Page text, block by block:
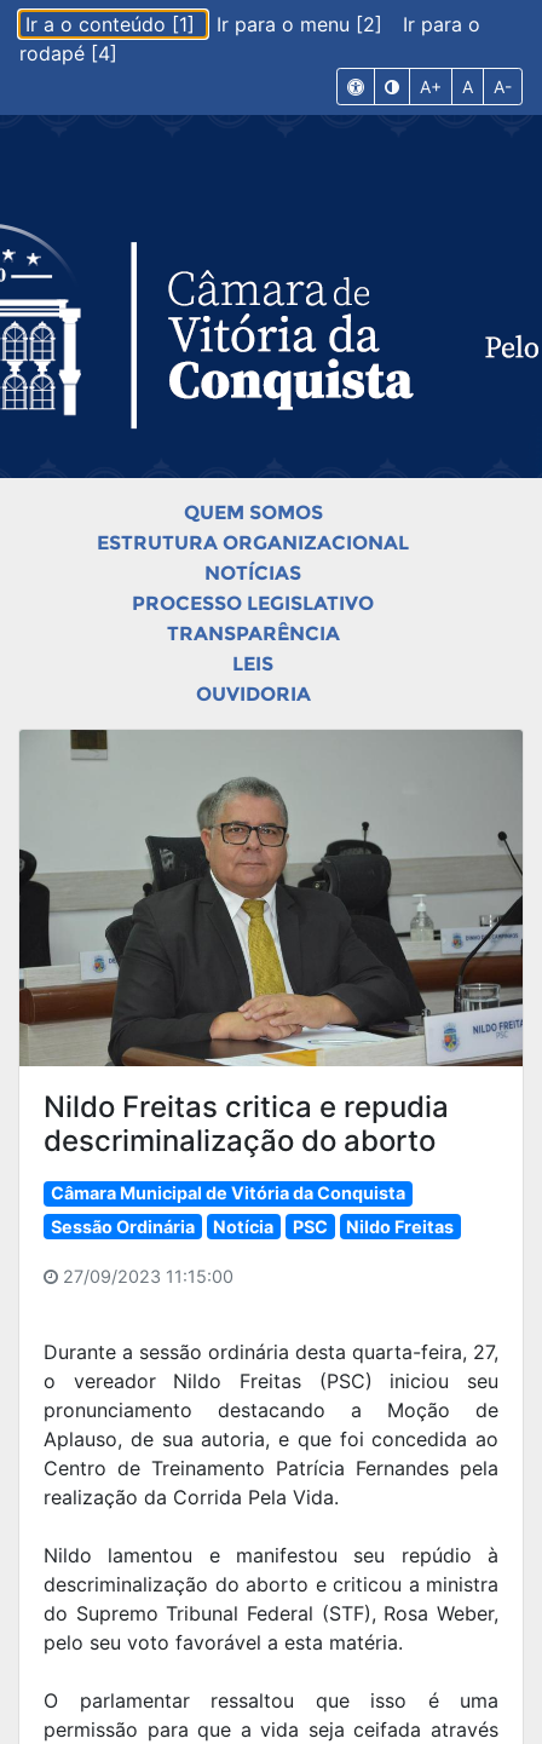
Ir a o conteúdo [1] Ir para o menu [2]
Ir para o
rodapé [4]
A+ A A-
QUEM SOMOS
ESTRUTURA ORGANIZACIONAL
NOTÍCIAS
PROCESSO LEGISLATIVO
TRANSPARÊNCIA
LEIS
OUVIDORIA
Nildo Freitas critica e repudia
descriminalização do aborto
Câmara Municipal de Vitória da Conquista
Sessão Ordinária
Notícia PSC Nildo Freitas
27/09/2023 11:15:00
Durante a sessão ordinária desta quarta-feira, 27,
o vereador Nildo Freitas (PSC) iniciou seu
pronunciamento destacando a Moção de
Aplauso, de sua autoria, e que foi concedida ao
Centro de Treinamento Patrícia Fernandes pela
realização da Corrida Pela Vida.
Nildo lamentou e manifestou seu repúdio à
descriminalização do aborto e criticou a ministra
do Supremo Tribunal Federal (STF), Rosa Weber,
pelo seu voto favorável a esta matéria.
O parlamentar ressaltou que isso é uma
permissão para que a vida seja ceifada através